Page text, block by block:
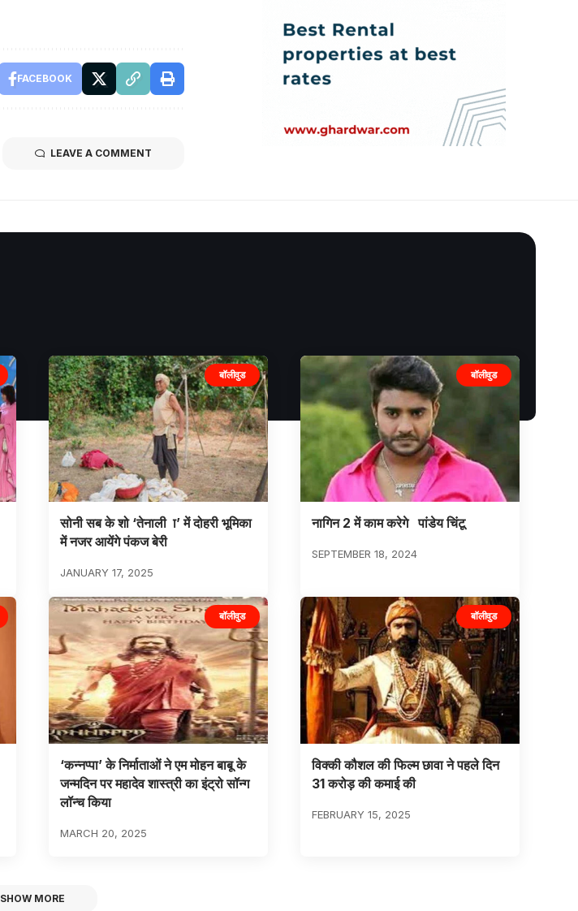
FACEBOOK
LEAVE A COMMENT
बॉलीवुड
सोनी सब के शो ‘तेनाली ा’ में दोहरी भूमिका
में नजर आयेंगे पंकज बेरी
JANUARY 17, 2025
बॉलीवुड
नागिन 2 में काम करेगे पांडेय चिंटू
SEPTEMBER 18, 2024
बॉलीवुड
‘कन्नप्पा’ के निर्माताओं ने एम मोहन बाबू के
जन्मदिन पर महादेव शास्त्री का इंट्रो सॉन्ग
लॉन्च किया
MARCH 20, 2025
बॉलीवुड
विक्की कौशल की फिल्म छावा ने पहले दिन
31 करोड़ की कमाई की
FEBRUARY 15, 2025
SHOW MORE